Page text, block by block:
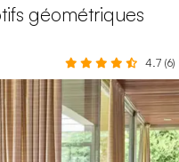
géométriques
4.7 (6)